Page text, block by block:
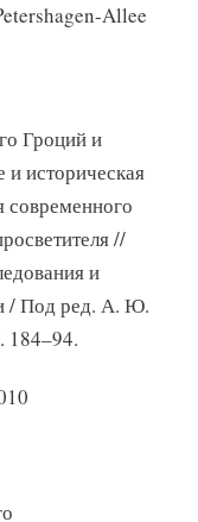
Allee
Гроций и
историческая
современного
//
и
/ Под ред. А. Ю.
184–94.